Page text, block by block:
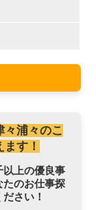
々浦々のこ
す！
以上の優良事
たのお仕事探
さい！